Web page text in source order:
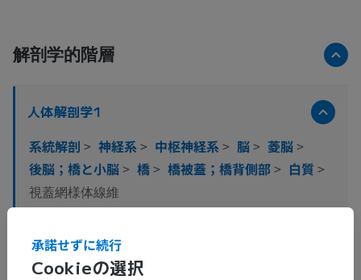
解剖学的階層
人体解剖学1
系統解剖 > 神経系> 中枢神経系> 脳> 菱脳>
後脳；橋と小脳> 橋> 橋被蓋；橋背側部> 白質>
視蓋網様体線維
せん
Cookieの選択
承諾せずに続行